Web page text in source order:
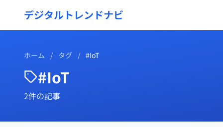
デジタルトレンドナビ
ホーム / タグ / #IoT
#IoT
2件の記事